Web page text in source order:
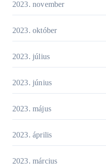
2023. november
2023. október
2023. július
2023. június
2023. május
2023. április
2023. március